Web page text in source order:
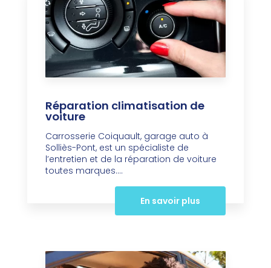
Réparation climatisation de
voiture
Carrosserie Coiquault, garage auto à
Solliès-Pont, est un spécialiste de
l’entretien et de la réparation de voiture
toutes marques....
En savoir plus